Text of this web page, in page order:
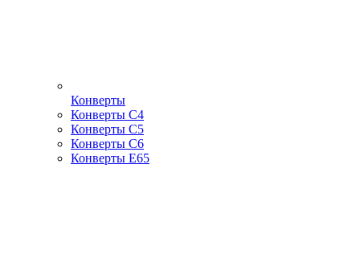
Конверты
Конверты С4
Конверты С5
Конверты С6
Конверты Е65